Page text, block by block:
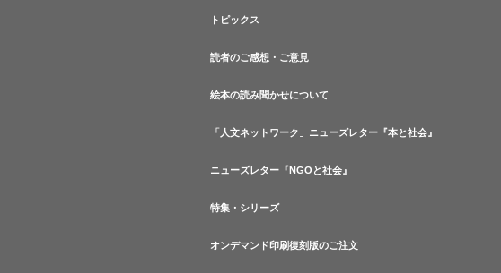
トピックス
読者のご感想・ご意見
絵本の読み聞かせについて
「人文ネットワーク」ニューズレター『本と社会』
ニューズレター『NGOと社会』
特集・シリーズ
オンデマンド印刷復刻版のご注文